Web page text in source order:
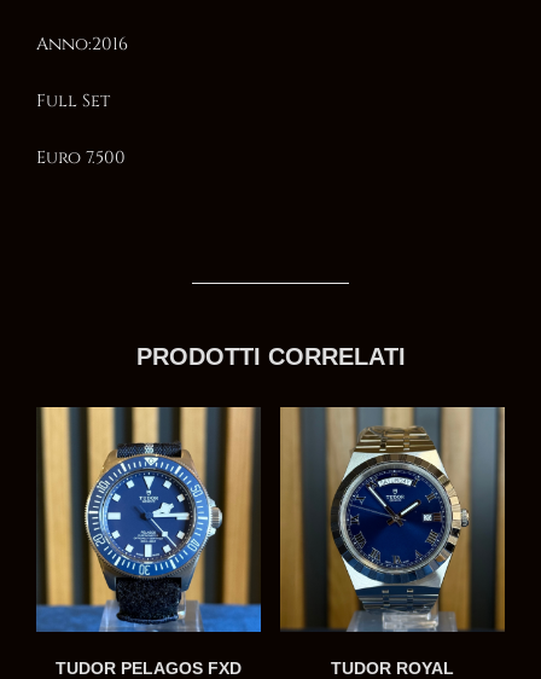
Anno:2016
Full Set
Euro 7.500
PRODOTTI CORRELATI
TUDOR PELAGOS FXD TUDOR ROYAL